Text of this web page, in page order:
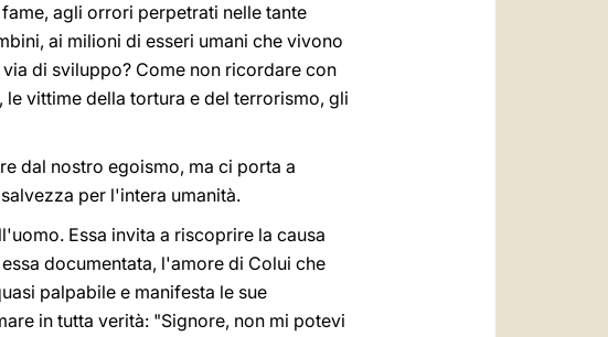
agli orrori perpetrati nelle tante
ai milioni di esseri umani che vivono
di sviluppo? Come non ricordare con
vittime della tortura e del terrorismo, gli
dal nostro egoismo, ma ci porta a
per l'intera umanità.
Essa invita a riscoprire la causa
documentata, l'amore di Colui che
palpabile e manifesta le sue
in tutta verità: "Signore, non mi potevi